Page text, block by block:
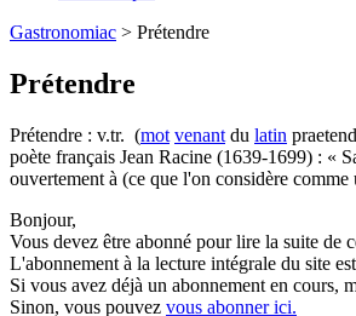
Gastronomiac > Prétendre
Prétendre
Prétendre : v.tr. (mot venant du latin
poète français Jean Racine (1639-1699) : «
ouvertement à (ce que l'on considère comme
Bonjour,
Vous devez être abonné pour lire la suite de
L'abonnement à la lecture intégrale du site
Si vous avez déjà un abonnement en cours,
Sinon, vous pouvez vous abonner ici.